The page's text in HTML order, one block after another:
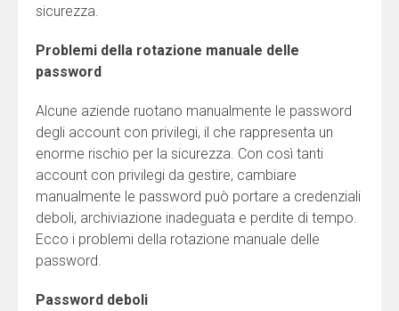
sicurezza.
Problemi della rotazione manuale delle
password
Alcune aziende ruotano manualmente le password
degli account con privilegi, il che rappresenta un
enorme rischio per la sicurezza. Con così tanti
account con privilegi da gestire, cambiare
manualmente le password può portare a credenziali
deboli, archiviazione inadeguata e perdite di tempo.
Ecco i problemi della rotazione manuale delle
password.
Password deboli